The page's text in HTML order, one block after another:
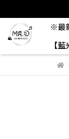
※最
【